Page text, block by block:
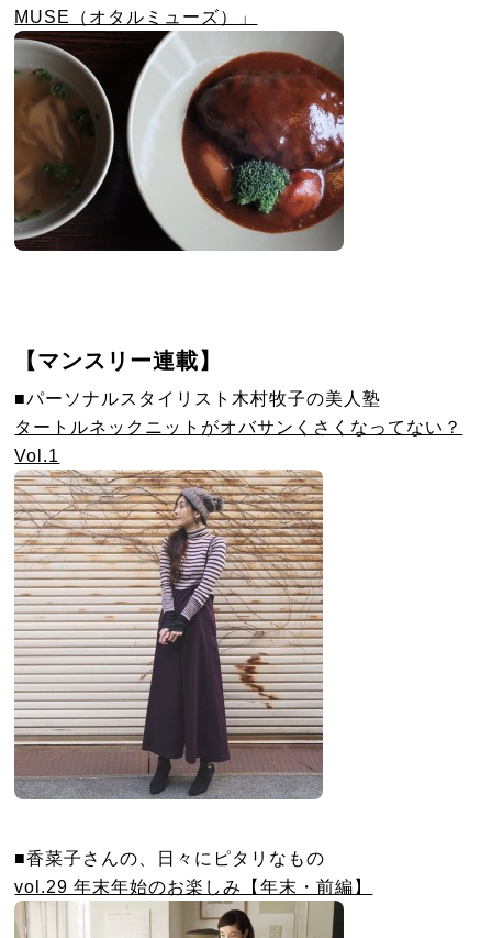
MUSE（オタルミューズ）」
【マンスリー連載】
■パーソナルスタイリスト木村牧子の美人塾
タートルネックニットがオバサンくさくなってない？
Vol.1
■香菜子さんの、日々にピタリなもの
vol.29 年末年始のお楽しみ【年末・前編】